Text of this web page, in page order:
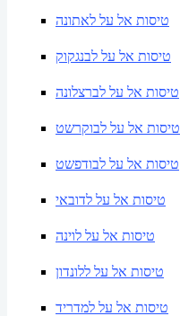
טיסות אל על לאתונה
טיסות אל על לבנגקוק
טיסות אל על לברצלונה
טיסות אל על לבוקרשט
טיסות אל על לבודפשט
טיסות אל על לדובאי
טיסות אל על לוינה
טיסות אל על ללונדון
טיסות אל על למדריד